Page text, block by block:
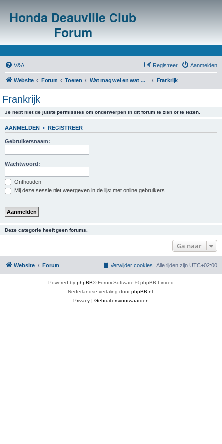
Honda Deauville Club
Forum
V&A Aanmelden
Registreer
Website Forum Toeren Wat mag wel en wat mag niet in het buitenland? Frankrijk
Frankrijk
Je hebt niet de juiste permissies om onderwerpen in dit forum te zien of te lezen.
AANMELDEN • REGISTREER
Gebruikersnaam:
Wachtwoord:
Onthouden
Mij deze sessie niet weergeven in de lijst met online gebruikers
Deze categorie heeft geen forums.
Ga naar
Website Forum Alle tijden zijn UTC+02:00
Verwijder cookies
Powered by phpBB® Forum Software © phpBB Limited
Nederlandse vertaling doorphpBB.nl
Privacy | Gebruikersvoorwaarden